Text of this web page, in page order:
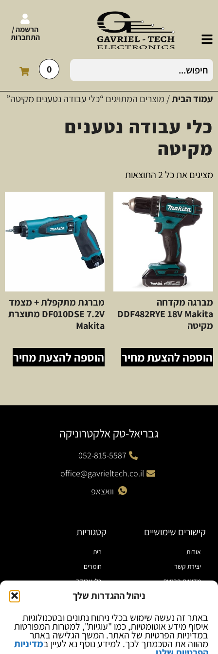
ניהול ההגדרות שלך
באתר זה נעשה שימוש בכלי ניתוח נתונים ובטכנולוגיות
איסוף מידע אוטומטיות, כמו "עוגיות", למטרות המפורטות
במדיניות הפרטיות של האתר. המשך הגלישה באתר
מהווה את הסכמתך לכך. למידע נוסף נא לעיין במדיניות
הרשמה /
התחברות
0
עמוד הבית/ מוצרים המתויגים “כלי עבודה נטענים מקיטה”
כלי עבודה נטענים
מקיטה
מציגים את כל ⁦2⁩ התוצאות
מברגה מקדחה
DDF482RYE 18V Makita
מקיטה
הוספה להצעת מחיר
מברגת מתקפלת + מצמד
DF010DSE 7.2V מתוצרת
Makita
הוספה להצעת מחיר
גבריאל-טק אלקטרוניקה
052-815-5587
office@gavrieltech.co.il
וואצאפ
קישורים שימושיים
אודות
יצירת קשר
מדיניות פרטיות
בלוג
קטגוריות
בית
חומרים
כלי עבודה
מוצרי הלחמה
ספקי כח ומודדים
ציוד אופטי להגדלה